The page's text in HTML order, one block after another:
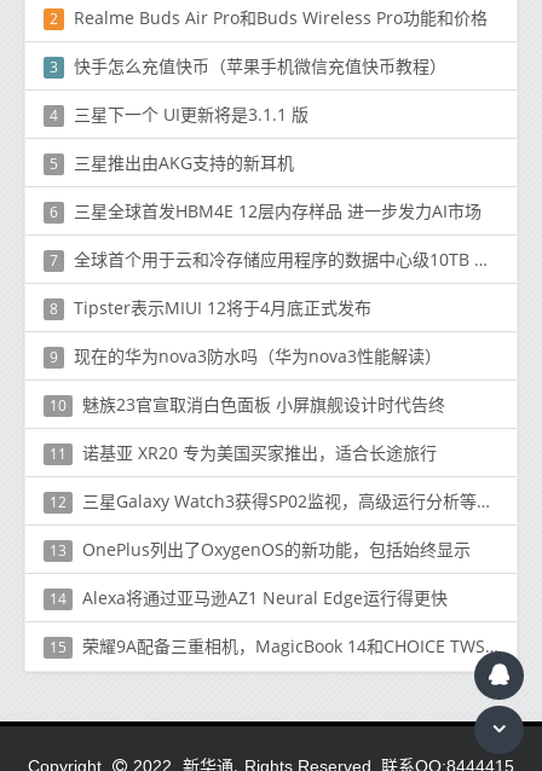
2 Realme Buds Air Pro和Buds Wireless Pro功能和价格
3 快手怎么充值快币（苹果手机微信充值快币教程）
4 三星下一个 UI更新将是3.1.1 版
5 三星推出由AKG支持的新耳机
6 三星全球首发HBM4E 12层内存样品 进一步发力AI市场
7 全球首个用于云和冷存储应用程序的数据中心级10TB HDD
8 Tipster表示MIUI 12将于4月底正式发布
9 现在的华为nova3防水吗（华为nova3性能解读）
10 魅族23官宣取消白色面板 小屏旗舰设计时代告终
11 诺基亚 XR20 专为美国买家推出，适合长途旅行
12 三星Galaxy Watch3获得SP02监视，高级运行分析等最新更新
13 OnePlus列出了OxygenOS的新功能，包括始终显示
14 Alexa将通过亚马逊AZ1 Neural Edge运行得更快
15 荣耀9A配备三重相机，MagicBook 14和CHOICE TWS耳塞在欧洲发布
Copyright 2022 新华通. Rights Reserved. 联系QQ:8444415